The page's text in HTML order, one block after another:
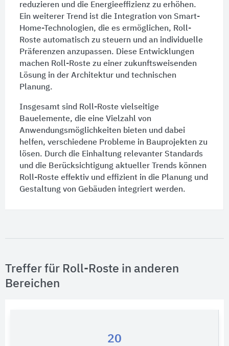
reduzieren und die Energieeffizienz zu erhöhen.
Ein weiterer Trend ist die Integration von Smart-
Home-Technologien, die es ermöglichen, Roll-
Roste automatisch zu steuern und an individuelle
Präferenzen anzupassen. Diese Entwicklungen
machen Roll-Roste zu einer zukunftsweisenden
Lösung in der Architektur und technischen
Planung.
Insgesamt sind Roll-Roste vielseitige
Bauelemente, die eine Vielzahl von
Anwendungsmöglichkeiten bieten und dabei
helfen, verschiedene Probleme in Bauprojekten zu
lösen. Durch die Einhaltung relevanter Standards
und die Berücksichtigung aktueller Trends können
Roll-Roste effektiv und effizient in die Planung und
Gestaltung von Gebäuden integriert werden.
Treffer für Roll-Roste in anderen
Bereichen
20